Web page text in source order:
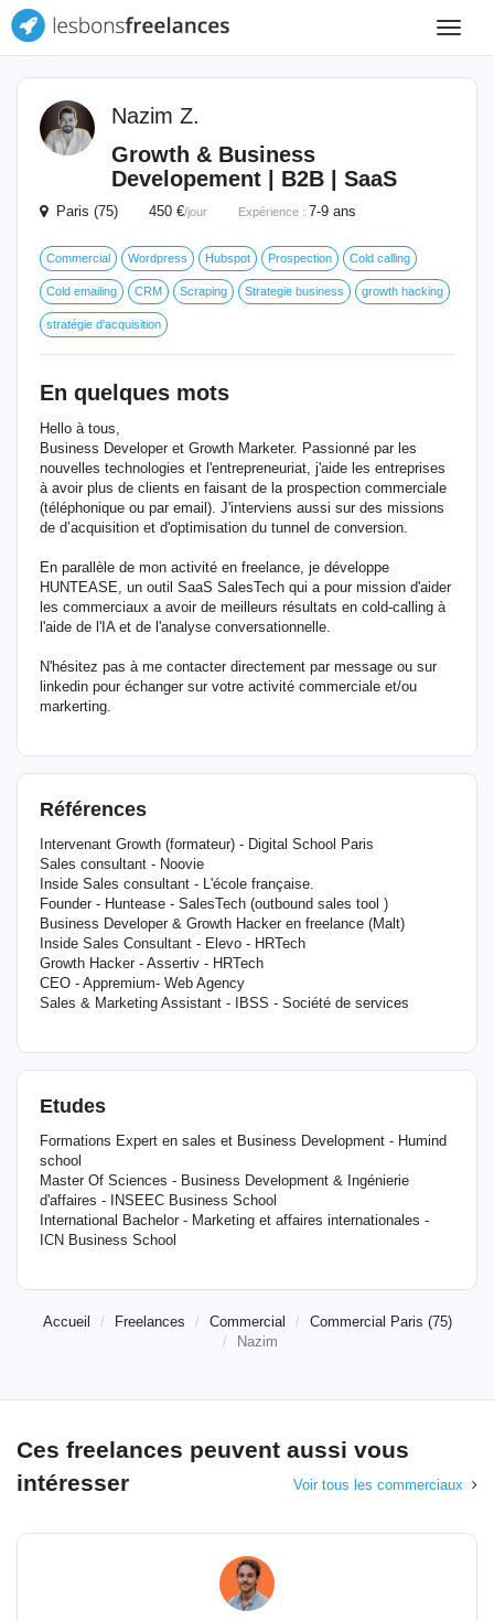
Toggle
Nazim Z.
Growth & Business
Developement | B2B | SaaS
Paris (75) 450 €/jour Expérience : 7-9 ans
Commercial Wordpress Hubspot Prospection Cold calling
Cold emailing CRM Scraping Strategie business growth hacking
stratégie d'acquisition
En quelques mots
Hello à tous,
Business Developer et Growth Marketer. Passionné par les
nouvelles technologies et l'entrepreneuriat, j'aide les entreprises
à avoir plus de clients en faisant de la prospection commerciale
(téléphonique ou par email). J'interviens aussi sur des missions
de d’acquisition et d'optimisation du tunnel de conversion.
En parallèle de mon activité en freelance, je développe
HUNTEASE, un outil SaaS SalesTech qui a pour mission d'aider
les commerciaux a avoir de meilleurs résultats en cold-calling à
l'aide de l'IA et de l'analyse conversationnelle.
N'hésitez pas à me contacter directement par message ou sur
linkedin pour échanger sur votre activité commerciale et/ou
markerting.
Références
Intervenant Growth (formateur) - Digital School Paris
Sales consultant - Noovie
Inside Sales consultant - L'école française.
Founder - Huntease - SalesTech (outbound sales tool )
Business Developer & Growth Hacker en freelance (Malt)
Inside Sales Consultant - Elevo - HRTech
Growth Hacker - Assertiv - HRTech
CEO - Appremium- Web Agency
Sales & Marketing Assistant - IBSS - Société de services
Etudes
Formations Expert en sales et Business Development - Humind
school
Master Of Sciences - Business Development & Ingénierie
d'affaires - INSEEC Business School
International Bachelor - Marketing et affaires internationales -
ICN Business School
Accueil Freelances Commercial
Commercial Paris (75)
Nazim
Ces freelances peuvent aussi vous
intéresser
Voir tous les commerciaux